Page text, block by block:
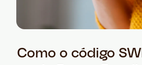
Como o código